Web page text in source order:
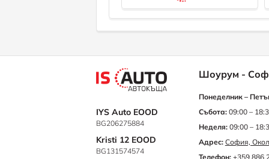
IYS Auto EOOD
BG206275884
Kristi 12 EOOD
BG131574574
Шоурум -
Понеделник –
Събота:09:00 –
Неделя:09:00 –
Адрес: София,
Телефон: +359 886